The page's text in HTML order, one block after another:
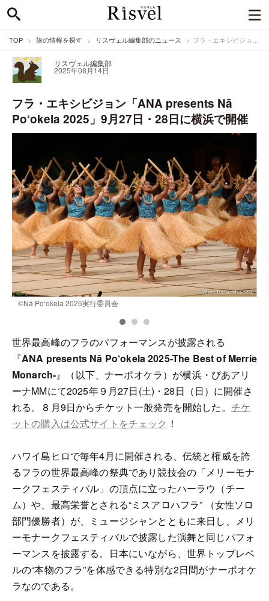
TOP 旅の情報を探す リスヴェル編集部のニュース フラ・エキシビジョン「ANA presents Nā Po‘okela 2025」9月27日・28日に横浜で開催
リスヴェル編集部
2025年08月14日
フラ・エキシビジョン「ANA presents Nā
Po‘okela 2025」9月27日・28日に横浜で開催
©️Nā Po‘okela 2025実行委員会
世界最高峰のフラのパフォーマンスが披露される
『ANA presents Nā Po‘okela 2025-The Best of Merrie
Monarch-』（以下、ナーポオケラ）が横浜・ぴあアリ
ーナMMにて2025年９月27日(土)・28日（日）に開催さ
れる。８月9日からチケット一般発売を開始した。 チケ
ットの購入は公式サイトをチェック ！
ハワイ島ヒロで毎年4月に開催される、伝統と権威を誇
るフラの世界最高峰の祭典であり競技会の「メリーモナ
ークフェスティバル」の頂点に立ったハーラウ（チー
ム）や、最高栄誉とされる“ミスアロハフラ” （女性ソロ
部門優勝者）が、ミュージシャンとともに来日し、メリ
ーモナークフェスティバルで披露した演舞と同じパフォ
ーマンスを披露する。日本にいながら、世界トップレベ
ルの“本物のフラ”を体感できる特別な2日間がナーポオケ
ラなのである。